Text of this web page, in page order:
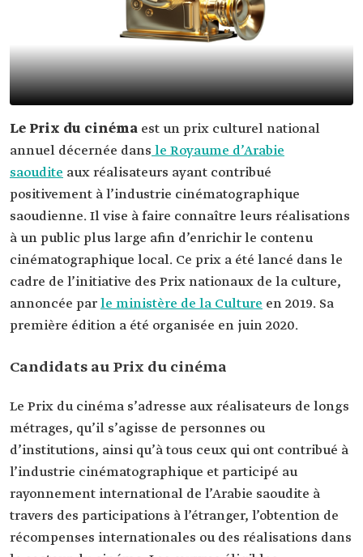
Le Prix du cinéma est un prix culturel national
annuel décernée dans le Royaume d’Arabie
saoudite aux réalisateurs ayant contribué
positivement à l’industrie cinématographique
saoudienne. Il vise à faire connaître leurs réalisations
à un public plus large afin d’enrichir le contenu
cinématographique local. Ce prix a été lancé dans le
cadre de l’initiative des Prix nationaux de la culture,
annoncée parle ministère de la Culture en 2019. Sa
première édition a été organisée en juin 2020.
Candidats au Prix du cinéma
Le Prix du cinéma s’adresse aux réalisateurs de longs
métrages, qu’il s’agisse de personnes ou
d’institutions, ainsi qu’à tous ceux qui ont contribué à
l’industrie cinématographique et participé au
rayonnement international de l’Arabie saoudite à
travers des participations à l’étranger, l’obtention de
récompenses internationales ou des réalisations dans